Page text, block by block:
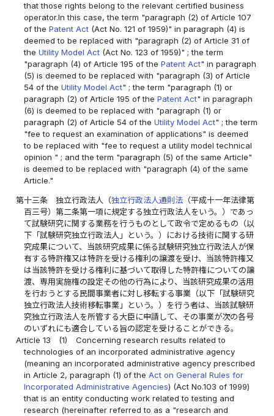
that those rights belong to the relevant certified business
operator.In this case, the term "paragraph (2) of Article 107
of thePatent Act (Act No. 121 of 1959)" in paragraph (4) is
deemed to be replaced with "paragraph (2) of Article 31 of
theUtility Model Act (Act No. 123 of 1959)" ; the term
"paragraph (4) of Article 195 of thePatent Act" in paragraph
(5) is deemed to be replaced with "paragraph (3) of Article
54 of theUtility Model Act" ; the term "paragraph (1) or
paragraph (2) of Article 195 of thePatent Act" in paragraph
(6) is deemed to be replaced with "paragraph (1) or
paragraph (2) of Article 54 of theUtility Model Act" ; the term
"fee to request an examination of applications" is deemed
to be replaced with "fee to request a utility model technical
opinion " ; and the term "paragraph (5) of the same Article"
is deemed to be replaced with "paragraph (4) of the same
Article."
第十三条 独立行政法人（独立行政法人通則法 （平成十一年法律第
百三号）第二条第一項に規定する独立行政法人をいう。）であっ
て試験研究に関する業務を行うものとして政令で定めるもの（以
下「試験研究独立行政法人」という。）における技術に関する研
究成果について、当該研究成果に係る試験研究独立行政法人が保
有する特許権又は特許を受ける権利の譲渡を受け、当該特許権又
は当該特許を受ける権利に基づいて取得した特許権についての譲
渡、専用実施権の設定その他の行為により、当該研究成果の活用
を行おうとする民間事業者に対し移転する事業（以下「試験研究
独立行政法人技術移転事業」という。）を行う者は、当該試験研
究独立行政法人を所管する大臣に申請して、その事業が次の各号
のいずれにも適合している旨の認定を受けることができる。
Article 13
(1)
Concerning research results related to
technologies of an incorporated administrative agency
(meaning an incorporated administrative agency prescribed
in Article 2, paragraph (1) of theAct on General Rules for
Incorporated Administrative Agencies) (Act No.103 of 1999)
that is an entity conducting work related to testing and
research (hereinafter referred to as a "research and